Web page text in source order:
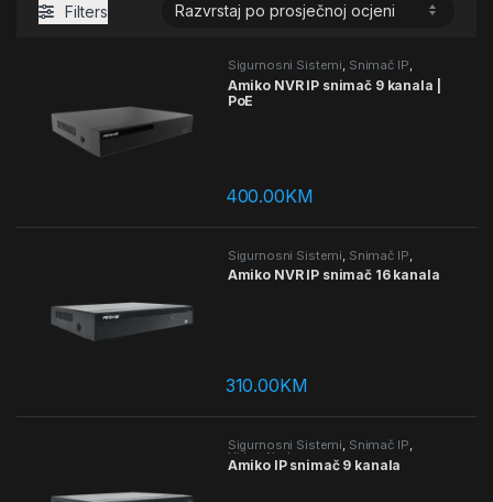
Filters
Sigurnosni Sistemi, Snimač IP,
Video Nadzor
Amiko NVR IP snimač 9 kanala |
PoE
400.00KM
Sigurnosni Sistemi Snimač IP
Video Nadzor
Amiko NVR IP snimač 16 kanala
310.00KM
Sigurnosni Sistemi, Snimač IP,
Video Nadzor
Amiko IP snimač 9 kanala